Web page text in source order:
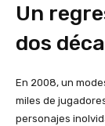
Un
dos
En 2008, un
miles de
personajes